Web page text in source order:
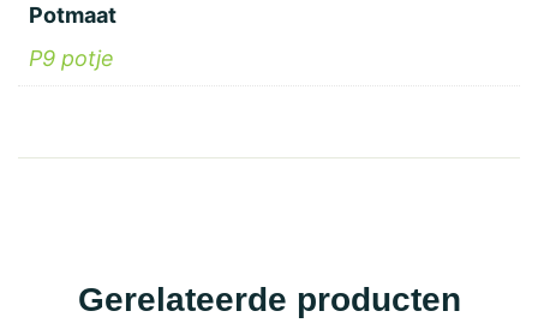
Potmaat
P9 potje
Gerelateerde producten